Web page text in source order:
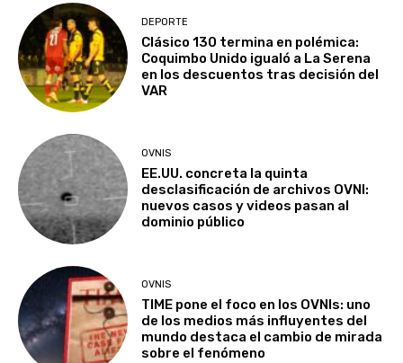
DEPORTE
Clásico 130 termina en polémica:
Coquimbo Unido igualó a La Serena
en los descuentos tras decisión del
VAR
OVNIS
EE.UU. concreta la quinta
desclasificación de archivos OVNI:
nuevos casos y videos pasan al
dominio público
OVNIS
TIME pone el foco en los OVNIs: uno
de los medios más influyentes del
mundo destaca el cambio de mirada
sobre el fenómeno